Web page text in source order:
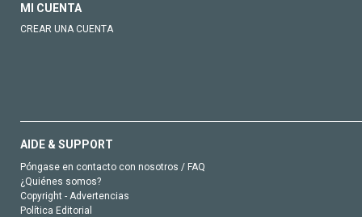
MI CUENTA
CREAR UNA CUENTA
AIDE & SUPPORT
Póngase en contacto con nosotros / FAQ
¿Quiénes somos?
Copyright - Advertencias
Política Editorial